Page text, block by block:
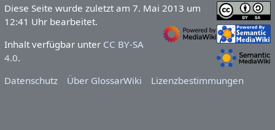
Diese Seite wurde zuletzt am 7. Mai 2013 um
12:41 Uhr bearbeitet.
Inhalt verfügbar unter CC BY-SA
4.0.
Datenschutz
Über GlossarWiki Lizenzbestimmungen